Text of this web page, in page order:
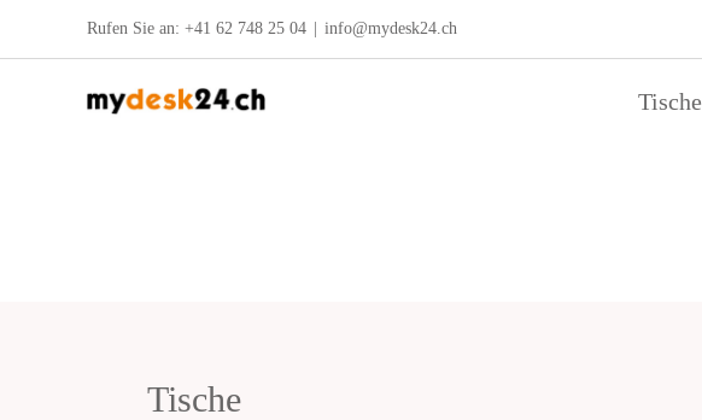
Rufen Sie an: +41 62 748 25 04 info@mydesk24.ch
Tische
Tische